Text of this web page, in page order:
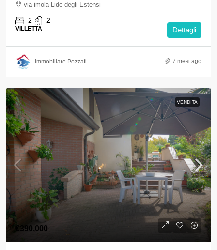
via imola Lido degli Estensi
2 2
VILLETTA Dettagli
Immobiliare Pozzati 7 mesi ago
VENDITA
€390,000